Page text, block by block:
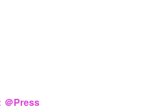
＠Press